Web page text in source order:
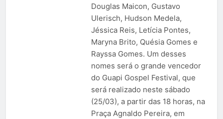
Douglas Maicon, Gustavo
Ulerisch, Hudson Medela,
Jéssica Reis, Letícia Pontes,
Maryna Brito, Quésia Gomes e
Rayssa Gomes. Um desses
nomes será o grande vencedor
do Guapi Gospel Festival, que
será realizado neste sábado
(25/03), a partir das 18 horas, na
Praça Agnaldo Pereira, em